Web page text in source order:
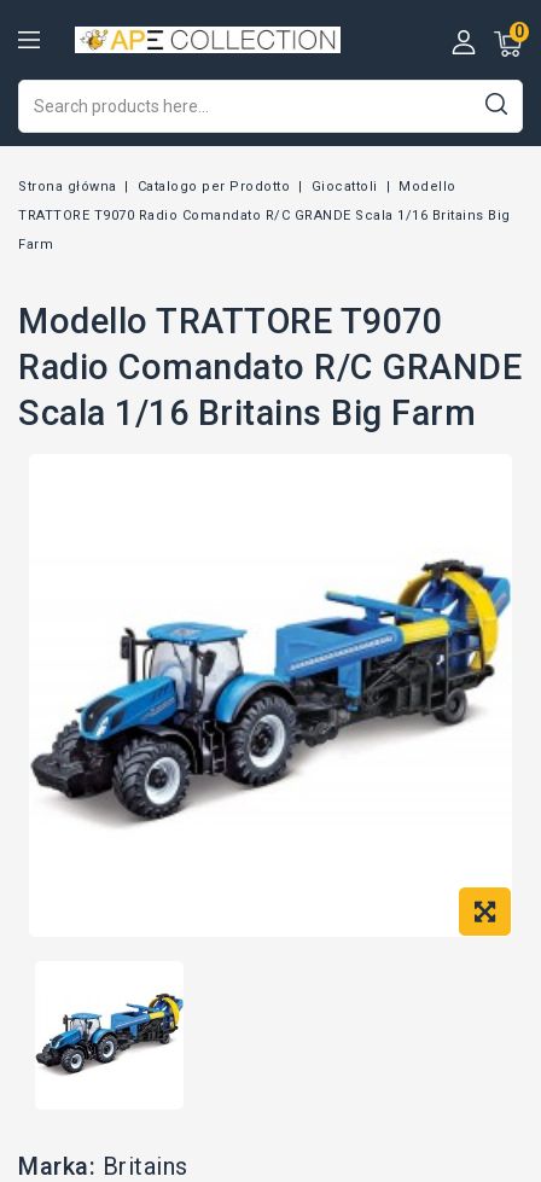
0
Strona główna Catalogo per Prodotto Giocattoli
Modello
TRATTORE T9070 Radio Comandato R/C GRANDE Scala 1/16 Britains Big
Farm
Modello TRATTORE T9070
Radio Comandato R/C GRANDE
Scala 1/16 Britains Big Farm
Marka: Britains